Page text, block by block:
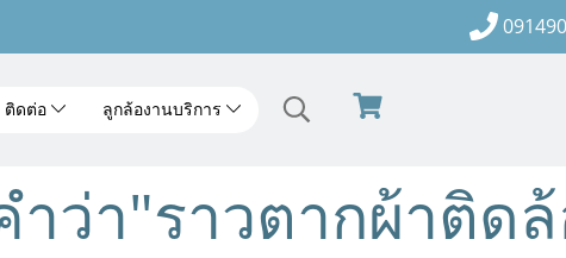
ติดต่อ ลูกล้องานบริการ
ว่า"ราวตากผ้าติด